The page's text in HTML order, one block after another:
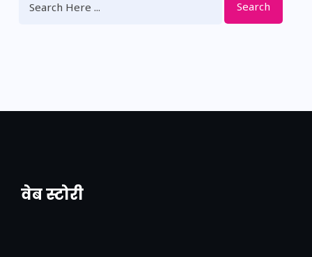
Search
वेब स्टोरी
नया एक्सप्रेसवे: पूर्वांचल का लक, डेवलपमेंट का